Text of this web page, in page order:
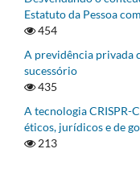
Estatuto da Pessoa
454
A previdência privada
sucessório
435
A tecnologia CRISPR-
éticos, jurídicos e de
213